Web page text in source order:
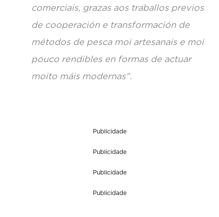
comerciais, grazas aos traballos previos
de cooperación e transformación de
métodos de pesca moi artesanais e moi
pouco rendibles en formas de actuar
moito máis modernas".
Publicidade
Publicidade
Publicidade
Publicidade